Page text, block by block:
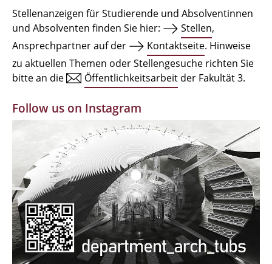
Institute
Einrichtungen
Zeichensäle
MBW | Modellbauwerkstatt
Alumni | cloud club
Dokumente und Downloads
Stellenanzeigen für Studierende und Absolventinnen
und Absolventen finden Sie hier:
Stellen,
Ansprechpartner auf der
Kontaktseite. Hinweise
zu aktuellen Themen oder Stellengesuche richten Sie
bitte an die
Öffentlichkeitsarbeit der Fakultät 3.
Follow us on Instagram